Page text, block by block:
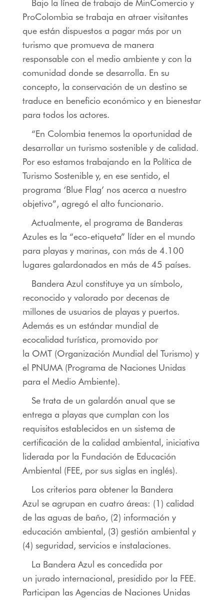
Bajo la línea de trabajo de MinComercio y
ProColombia se trabaja en atraer visitantes
que están dispuestos a pagar más por un
turismo que promueva de manera
responsable con el medio ambiente y con la
comunidad donde se desarrolla. En su
concepto, la conservación de un destino se
traduce en beneficio económico y en bienestar
para todos los actores.
“En Colombia tenemos la oportunidad de
desarrollar un turismo sostenible y de calidad.
Por eso estamos trabajando en la Política de
Turismo Sostenible y, en ese sentido, el
programa ‘Blue Flag’ nos acerca a nuestro
objetivo”, agregó el alto funcionario.
Actualmente, el programa de Banderas
Azules es la “eco-etiqueta” líder en el mundo
para playas y marinas, con más de 4.100
lugares galardonados en más de 45 países.
Bandera Azul constituye ya un símbolo,
reconocido y valorado por decenas de
millones de usuarios de playas y puertos.
Además es un estándar mundial de
ecocalidad turística, promovido por
la OMT (Organización Mundial del Turismo) y
el PNUMA (Programa de Naciones Unidas
para el Medio Ambiente).
Se trata de un galardón anual que se
entrega a playas que cumplan con los
requisitos establecidos en un sistema de
certificación de la calidad ambiental, iniciativa
liderada por la Fundación de Educación
Ambiental (FEE, por sus siglas en inglés).
Los criterios para obtener la Bandera
Azul se agrupan en cuatro áreas: (1) calidad
de las aguas de baño, (2) información y
educación ambiental, (3) gestión ambiental y
(4) seguridad, servicios e instalaciones.
La Bandera Azul es concedida por
un jurado internacional, presidido por la FEE.
Participan las Agencias de Naciones Unidas